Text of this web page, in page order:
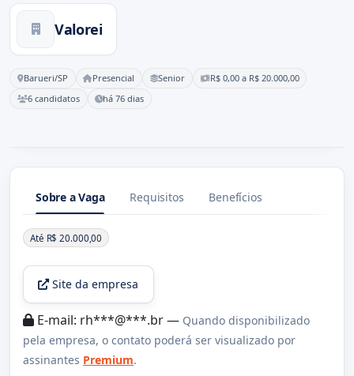
Valorei
Barueri/SP Presencial Senior
R$ 0,00 a R$ 20.000,00
6 candidatos
há 76 dias
Sobre a Vaga Requisitos Benefícios
Sobre a Vaga
Até R$ 20.000,00
Site da empresa
E-mail: rh***@***.br — Quando disponibilizado
pela empresa, o contato poderá ser visualizado por
assinantes Premium.